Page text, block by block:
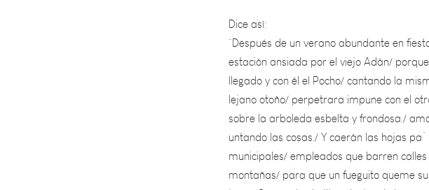
“Después de un verano abundante en
estación ansiada por el viejo Adán/
llegado y con él el Pocho/ cantando la
lejano otoño/ perpetrara impune con el
sobre la arboleda esbelta y frondosa,/
untando las cosas./ Y caerán las hojas
municipales/ empleados que barren
montañas/ para que un fueguito queme
tosa./ Caerán las hojitas dentro de la